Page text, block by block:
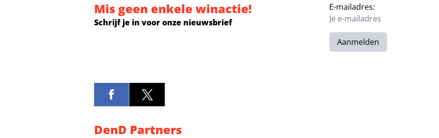
Mis geen enkele winactie!
Schrijf je in voor onze nieuwsbrief
E-mailadres:
Aanmelden
DenD Partners